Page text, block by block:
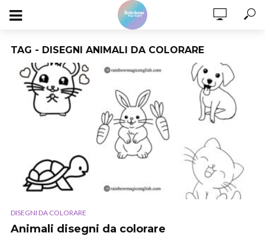
TAG - DISEGNI ANIMALI DA COLORARE
DISEGNI DA COLORARE
Animali disegni da colorare